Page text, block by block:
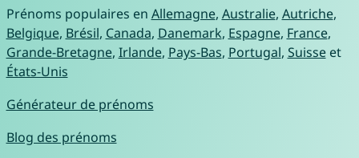
Prénoms populaires en Allemagne, Australie, Autriche,
Belgique, Brésil, Canada, Danemark, Espagne, France,
Grande-Bretagne, Irlande, Pays-Bas, Portugal, Suisseet
États-Unis
Générateur de prénoms
Blog des prénoms